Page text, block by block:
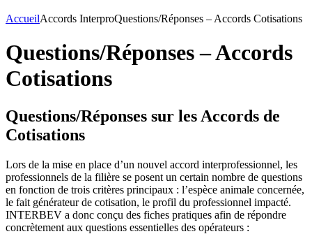
AccueilAccords InterproQuestions/Réponses – Accords Cotisations
Questions/Réponses – Accords
Cotisations
Questions/Réponses sur les Accords de
Cotisations
Lors de la mise en place d’un nouvel accord interprofessionnel, les
professionnels de la filière se posent un certain nombre de questions
en fonction de trois critères principaux : l’espèce animale concernée,
le fait générateur de cotisation, le profil du professionnel impacté.
INTERBEV a donc conçu des fiches pratiques afin de répondre
concrètement aux questions essentielles des opérateurs :